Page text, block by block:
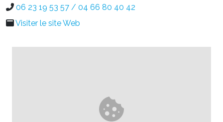
06 23 19 53 57 / 04 66 80 40 42
Visiter le site Web